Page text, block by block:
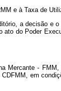
e à Taxa de
a decisão
do Poder
Mercante -
em